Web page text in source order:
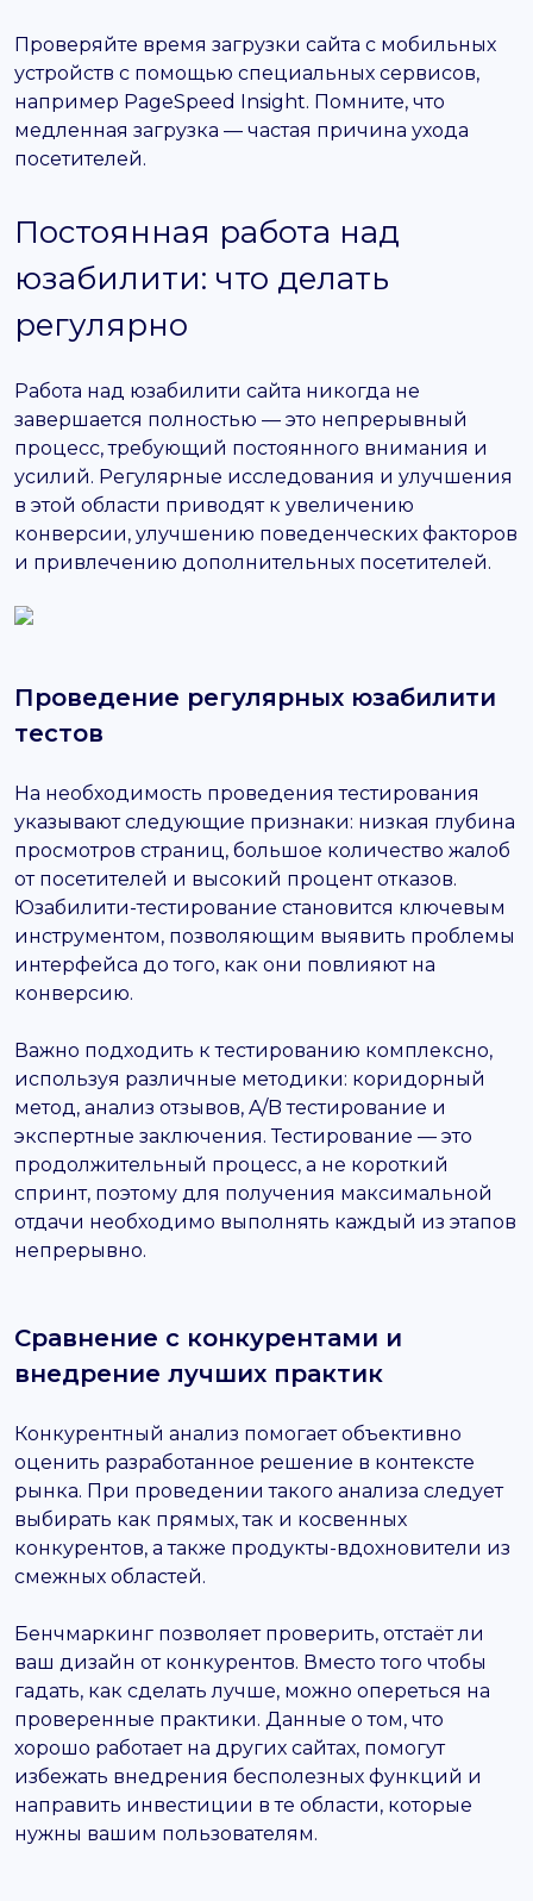
Проверяйте время загрузки сайта с мобильных
устройств с помощью специальных сервисов,
например PageSpeed Insight. Помните, что
медленная загрузка — частая причина ухода
посетителей.
Постоянная работа над
юзабилити: что делать
регулярно
Работа над юзабилити сайта никогда не
завершается полностью — это непрерывный
процесс, требующий постоянного внимания и
усилий. Регулярные исследования и улучшения
в этой области приводят к увеличению
конверсии, улучшению поведенческих факторов
и привлечению дополнительных посетителей.
Проведение регулярных юзабилити
тестов
На необходимость проведения тестирования
указывают следующие признаки: низкая глубина
просмотров страниц, большое количество жалоб
от посетителей и высокий процент отказов.
Юзабилити-тестирование становится ключевым
инструментом, позволяющим выявить проблемы
интерфейса до того, как они повлияют на
конверсию.
Важно подходить к тестированию комплексно,
используя различные методики: коридорный
метод, анализ отзывов, A/B тестирование и
экспертные заключения. Тестирование — это
продолжительный процесс, а не короткий
спринт, поэтому для получения максимальной
отдачи необходимо выполнять каждый из этапов
непрерывно.
Сравнение с конкурентами и
внедрение лучших практик
Конкурентный анализ помогает объективно
оценить разработанное решение в контексте
рынка. При проведении такого анализа следует
выбирать как прямых, так и косвенных
конкурентов, а также продукты-вдохновители из
смежных областей.
Бенчмаркинг позволяет проверить, отстаёт ли
ваш дизайн от конкурентов. Вместо того чтобы
гадать, как сделать лучше, можно опереться на
проверенные практики. Данные о том, что
хорошо работает на других сайтах, помогут
избежать внедрения бесполезных функций и
направить инвестиции в те области, которые
нужны вашим пользователям.